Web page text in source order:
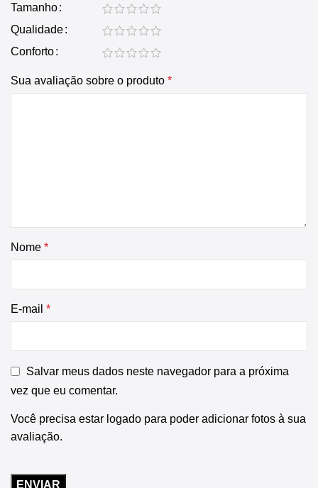
Tamanho
Qualidade
Conforto
Sua avaliação sobre o produto *
Nome *
E-mail *
Salvar meus dados neste navegador para a próxima
vez que eu comentar.
Você precisa estar logado para poder adicionar fotos à sua
avaliação.